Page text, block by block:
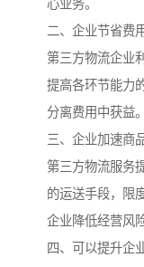
心业务。
二、企业节省费
第三方物流企业
提高各环节能力
分离费用中获益。
三、企业加速商
第三方物流服务
的运送手段，限
企业降低经营风险
四、可以提升企